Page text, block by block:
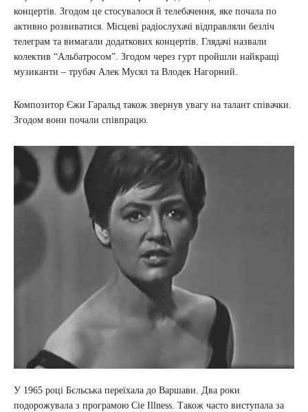
концертів. Згодом це стосувалося й телебачення, яке почала по
активно розвиватися. Місцеві радіослухачі відправляли безліч
телеграм та вимагали додаткових концертів. Глядачі назвали
колектив “Альбатросом”. Згодом через гурт пройшли найкращі
музиканти – трубач Алек Мусял та Влодек Нагорний.
Композитор Єжи Гаральд також звернув увагу на талант співачки.
Згодом вони почали співпрацю.
У 1965 році Бєльська переїхала до Варшави. Два роки
подорожувала з програмою Cie Illness. Також часто виступала за